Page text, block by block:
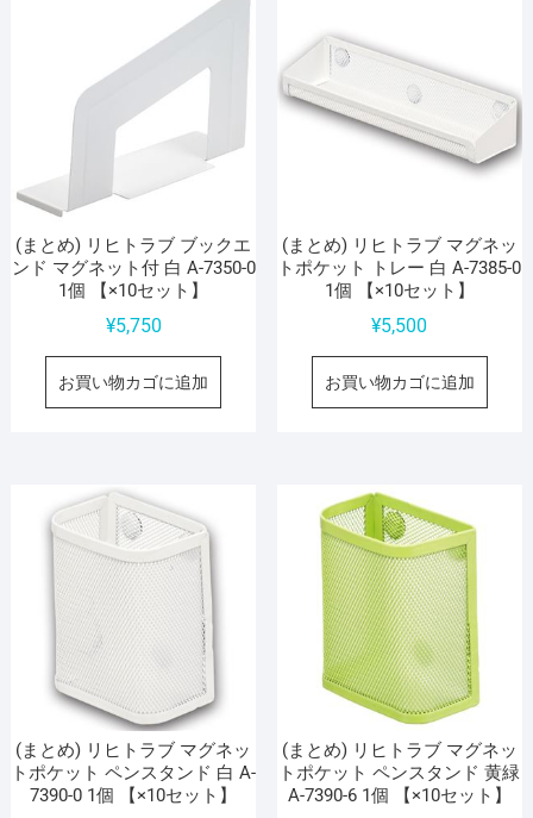
(まとめ) リヒトラブ ブックエ
ンド マグネット付 白 A-7350-0
1個 【×10セット】
¥5,750
お買い物カゴに追加
(まとめ) リヒトラブ マグネッ
トポケット トレー 白 A-7385-0
1個 【×10セット】
¥5,500
お買い物カゴに追加
(まとめ) リヒトラブ マグネッ
トポケット ペンスタンド 白 A-
7390-0 1個 【×10セット】
(まとめ) リヒトラブ マグネッ
トポケット ペンスタンド 黄緑
A-7390-6 1個 【×10セット】